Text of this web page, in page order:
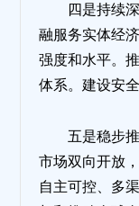
四是持续
融服务实体经
强度和水平。
体系。建设安
五是稳步
市场双向开放
自主可控、多